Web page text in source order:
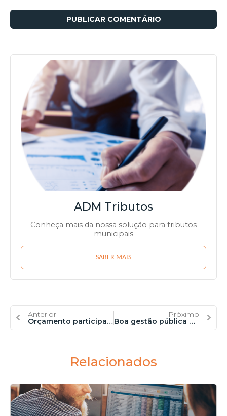
ADM Tributos
Conheça mais da nossa solução para tributos
municipais
SABER MAIS
Anterior
Orçamento participativo: Democratização do poder público
Próximo
Boa gestão pública para superar a crise fiscal
Relacionados